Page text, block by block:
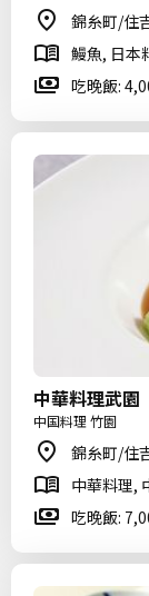
錦糸町/住
鰻魚, 日本
吃晚飯:
中華料理武園
中国料理 竹園
錦糸町/住
中華料理,
吃晚飯: